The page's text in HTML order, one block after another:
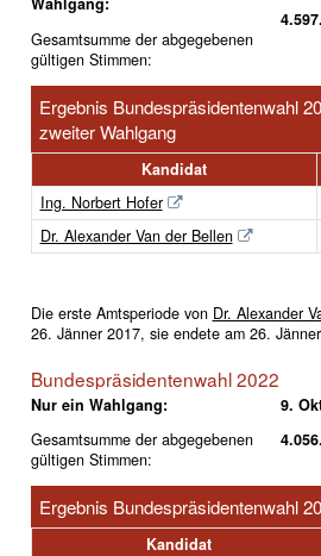
Gesamtsumme der abgegebenen
gültigen Stimmen:
Ergebnis Bundespräsidentenwahl
zweiter Wahlgang
Kandidat
Ing. Norbert Hofer
Dr. Alexander Van der Bellen
Die erste Amtsperiode von Dr. Alexander
26. Jänner 2017, sie endete am 26.
Bundespräsidentenwahl 2022
Nur ein Wahlgang:
Gesamtsumme der abgegebenen
gültigen Stimmen:
9.
Ergebnis Bundespräsidentenwahl
Kandidat